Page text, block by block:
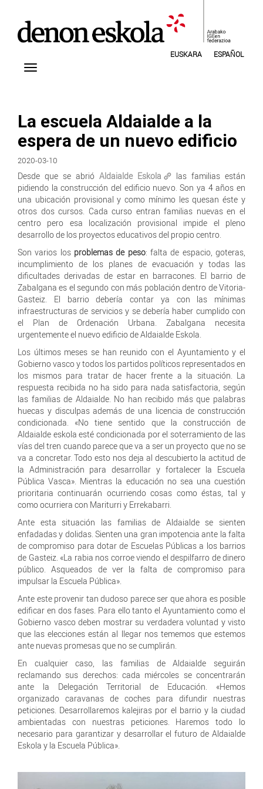
EUSKARA ESPAÑOL
La escuela Aldaialde a la
espera de un nuevo edificio
2020-03-10
Desde que se abrióAldaialde Eskola
las familias están
pidiendo la construcción del edificio nuevo. Son ya 4 años en
una ubicación provisional y como mínimo les quesan éste y
otros dos cursos. Cada curso entran familias nuevas en el
centro pero esa localización provisional impide el pleno
desarrollo de los proyectos educativos del propio centro.
Son varios los problemas de peso: falta de espacio, goteras,
incumplimiento de los planes de evacuación y todas las
dificultades derivadas de estar en barracones. El barrio de
Zabalgana es el segundo con más población dentro de Vitoria-
Gasteiz. El barrio debería contar ya con las mínimas
infraestructuras de servicios y se debería haber cumplido con
el Plan de Ordenación Urbana. Zabalgana necesita
urgentemente el nuevo edificio de Aldaialde Eskola.
Los últimos meses se han reunido con el Ayuntamiento y el
Gobierno vasco y todos los partidos políticos representados en
los mismos para tratar de hacer frente a la situación. La
respuesta recibida no ha sido para nada satisfactoria, según
las familias de Aldaialde. No han recibido más que palabras
huecas y disculpas además de una licencia de construcción
condicionada. «No tiene sentido que la construcción de
Aldaialde eskola esté condicionada por el soterramiento de las
vías del tren cuando parece que va a ser un proyecto que no se
va a concretar. Todo esto nos deja al descubierto la actitud de
la Administración para desarrollar y fortalecer la Escuela
Pública Vasca». Mientras la educación no sea una cuestión
prioritaria continuarán ocurriendo cosas como éstas, tal y
como ocurriera con Mariturri y Errekabarri.
Ante esta situación las familias de Aldaialde se sienten
enfadadas y dolidas. Sienten una gran impotencia ante la falta
de compromiso para dotar de Escuelas Públicas a los barrios
de Gasteiz. «La rabia nos corroe viendo el despilfarro de dinero
público. Asqueados de ver la falta de compromiso para
impulsar la Escuela Pública».
Ante este provenir tan dudoso parece ser que ahora es posible
edificar en dos fases. Para ello tanto el Ayuntamiento como el
Gobierno vasco deben mostrar su verdadera voluntad y visto
que las elecciones están al llegar nos tememos que estemos
ante nuevas promesas que no se cumplirán.
En cualquier caso, las familias de Aldaialde seguirán
reclamando sus derechos: cada miércoles se concentrarán
ante la Delegación Territorial de Educación. «Hemos
organizado caravanas de coches para difundir nuestras
peticiones. Desarrollaremos kalejiras por el barrio y la ciudad
ambientadas con nuestras peticiones. Haremos todo lo
necesario para garantizar y desarrollar el futuro de Aldaialde
Eskola y la Escuela Pública».